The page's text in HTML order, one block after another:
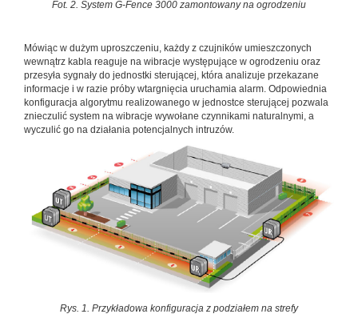
Fot. 2. System G-Fence 3000 zamontowany na ogrodzeniu
Mówiąc w dużym uproszczeniu, każdy z czujników umieszczonych
wewnątrz kabla reaguje na wibracje występujące w ogrodzeniu oraz
przesyła sygnały do jednostki sterującej, która analizuje przekazane
informacje i w razie próby wtargnięcia uruchamia alarm. Odpowiednia
konfiguracja algorytmu realizowanego w jednostce sterującej pozwala
znieczulić system na wibracje wywołane czynnikami naturalnymi, a
wyczulić go na działania potencjalnych intruzów.
Rys. 1. Przykładowa konfiguracja z podziałem na strefy